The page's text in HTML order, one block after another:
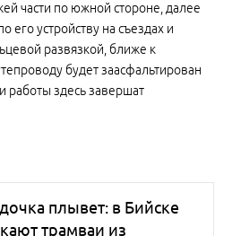
части по южной стороне, далее
его устройству на съездах и
развязкой, ближе к
будет заасфальтирован
работы здесь завершат
плывет: в Бийске
трамваи из